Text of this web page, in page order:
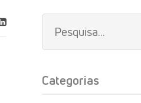
Categorias